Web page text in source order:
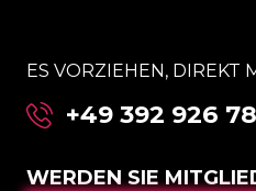
ES VORZIEHEN, DIREKT
+49 392 926
WERDEN SIE